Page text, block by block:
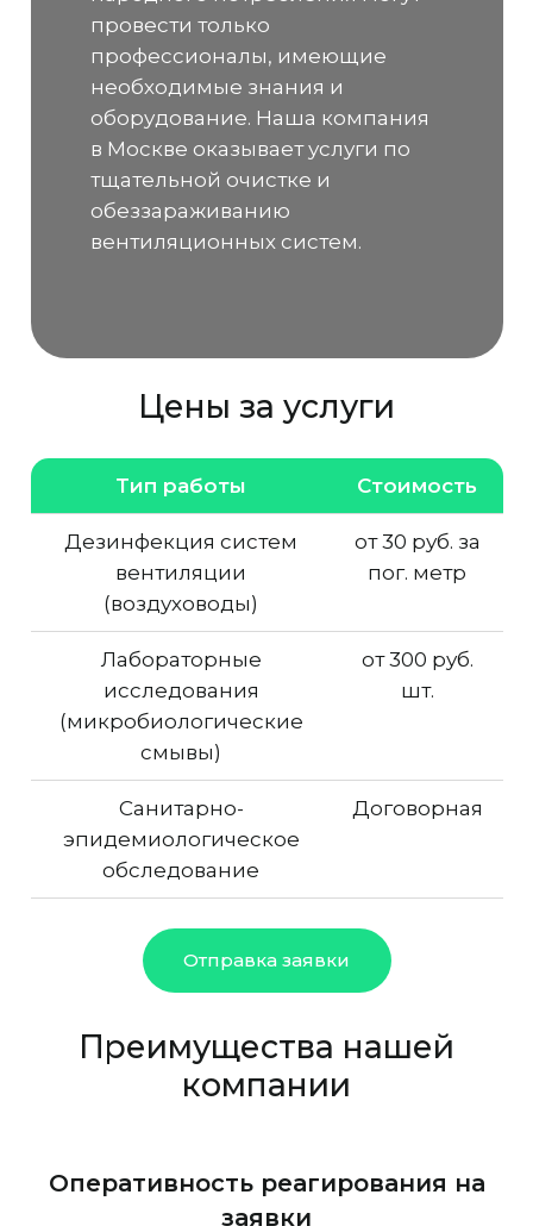
провести только
профессионалы, имеющие
необходимые знания и
оборудование. Наша компания
в Москве оказывает услуги по
тщательной очистке и
обеззараживанию
вентиляционных систем.
Цены за услуги
Тип работы Стоимость
Дезинфекция систем
вентиляции
(воздуховоды)
от 30 руб. за
пог. метр
Лабораторные
исследования
(микробиологические
смывы)
от 300 руб.
шт.
Санитарно-
эпидемиологическое
обследование
Договорная
Отправка заявки
Преимущества нашей
компании
Оперативность реагирования на
заявки